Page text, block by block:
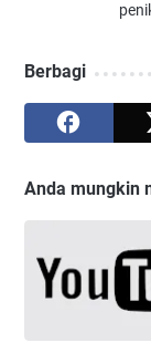
Berbagi
Anda mungkin